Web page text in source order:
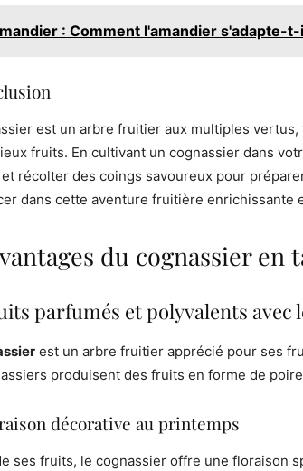
: Comment l'amandier s'adapte-
est un arbre fruitier aux multiples
fruits. En cultivant un cognassier dans
récolter des coings savoureux pour
dans cette aventure fruitière enrichissante
du cognassier
parfumés et polyvalents avec
est un arbre fruitier apprécié pour ses
produisent des fruits en forme de
décorative au printemps
ses fruits, le cognassier offre une floraison